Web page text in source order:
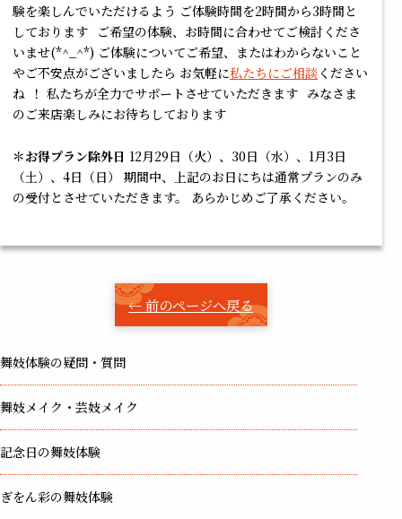
舞妓体験の疑問・質問
舞妓メイク・芸妓メイク
記念日の舞妓体験
ぎをん彩の舞妓体験
験を楽しんでいただけるよう ご体験時間を2時間から3時間と
しております ご希望の体験、お時間に合わせてご検討くださ
いませ(*^_^*) ご体験についてご希望、またはわからないこと
やご不安点がございましたら お気軽に私たちにご相談 ください
ね ！ 私たちが全力でサポートさせていただきます みなさま
のご来店楽しみにお待ちしております
＊お得プラン除外日 12月29日（火）、30日（水）、1月3日
（土）、4日（日） 期間中、上記のお日にちは通常プランのみ
の受付とさせていただきます。 あらかじめご了承ください。
← 前のページへ戻る